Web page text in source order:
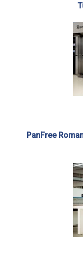
PanFree